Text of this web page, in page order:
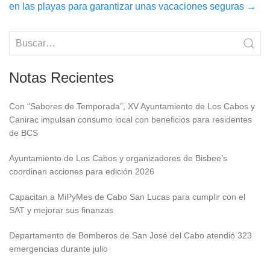
en las playas para garantizar unas vacaciones seguras →
Notas Recientes
Con “Sabores de Temporada”, XV Ayuntamiento de Los Cabos y
Canirac impulsan consumo local con beneficios para residentes
de BCS
Ayuntamiento de Los Cabos y organizadores de Bisbee’s
coordinan acciones para edición 2026
Capacitan a MiPyMes de Cabo San Lucas para cumplir con el
SAT y mejorar sus finanzas
Departamento de Bomberos de San José del Cabo atendió 323
emergencias durante julio